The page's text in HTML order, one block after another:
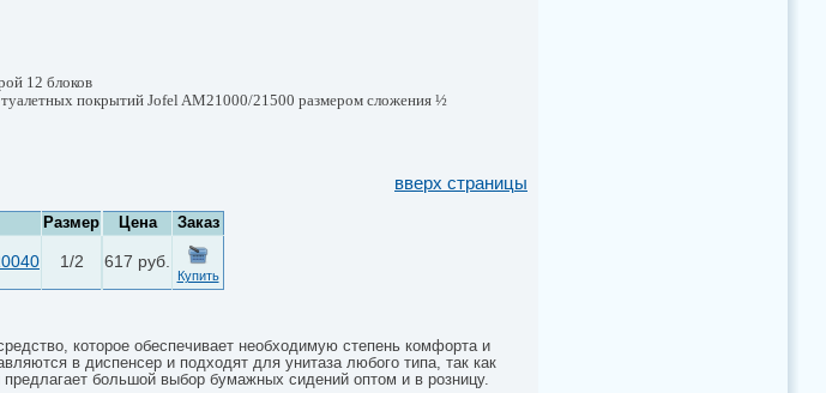
12 блоков
покрытий Jofel AM21000/21500 размером сложения ½
вверх страницы
Размер Цена Заказ
1/2 617 руб.
Купить
которое обеспечивает необходимую степень комфорта и
в диспенсер и подходят для унитаза любого типа, так как
большой выбор бумажных сидений оптом и в розницу.